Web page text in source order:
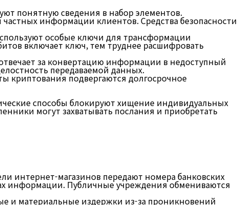
사업분야 고객센터
понятную сведения в набор элементов.
информации клиентов. Средства безопасности
особые ключи для трансформации
включает ключ, тем труднее расшифровать
за конвертацию информации в недоступный
передаваемой данных.
криптования подвергаются долгосрочное
способы блокируют хищение индивидуальных
могут захватывать послания и приобретать
интернет-магазинов передают номера банковских
информации. Публичные учреждения обмениваются
и материальные издержки из-за проникновений